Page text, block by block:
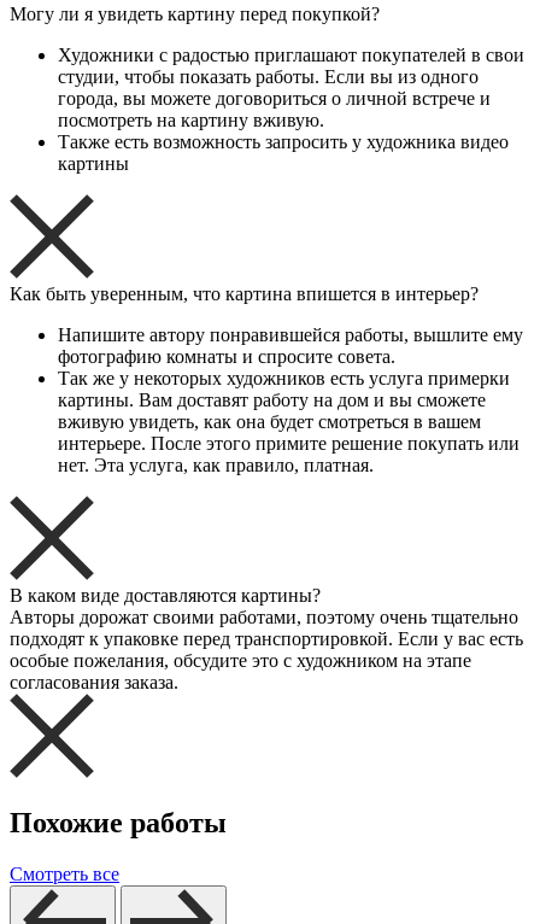
Могу ли я увидеть картину перед покупкой?
Художники с радостью приглашают покупателей в свои
студии, чтобы показать работы. Если вы из одного
города, вы можете договориться о личной встрече и
посмотреть на картину вживую.
Также есть возможность запросить у художника видео
картины
Как быть уверенным, что картина впишется в интерьер?
Напишите автору понравившейся работы, вышлите ему
фотографию комнаты и спросите совета.
Так же у некоторых художников есть услуга примерки
картины. Вам доставят работу на дом и вы сможете
вживую увидеть, как она будет смотреться в вашем
интерьере. После этого примите решение покупать или
нет. Эта услуга, как правило, платная.
В каком виде доставляются картины?
Авторы дорожат своими работами, поэтому очень тщательно
подходят к упаковке перед транспортировкой. Если у вас есть
особые пожелания, обсудите это с художником на этапе
согласования заказа.
Похожие работы
Смотреть все